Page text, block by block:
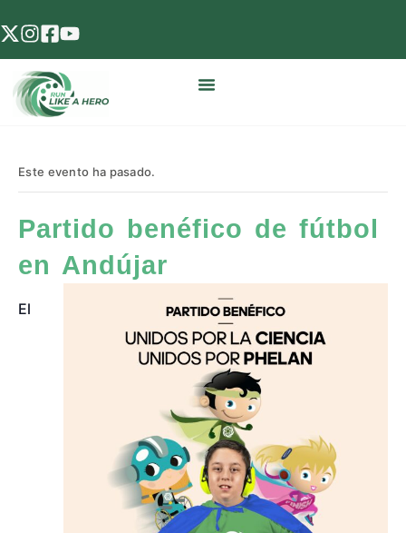
Este evento ha pasado.
Partido benéfico de fútbol
en Andújar
El